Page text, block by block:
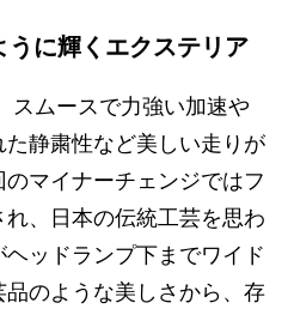
うに輝くエクステリア
スムースで力強い加速や
静粛性など美しい走りが
マイナーチェンジではフ
、日本の伝統工芸を思わ
ッドランプ下までワイド
のような美しさから、存